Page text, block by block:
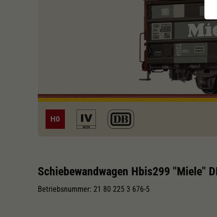
H0
Schiebewandwagen Hbis299 "Miele"
Betriebsnummer: 21 80 225 3 676-5